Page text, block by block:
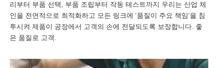
리부터 부품 선택, 부품 조립부터 작동 테스트까지 우리는 산업 체
인을 전면적으로 최적화하고 모든 링크에 '품질이 주요 책임'을 침
투시켜 제품이 공장에서 고객의 손에 전달되도록 보장합니다. 좋
은 품질로 고객.